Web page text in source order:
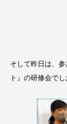
そして昨日は、
ト』の研修会でし